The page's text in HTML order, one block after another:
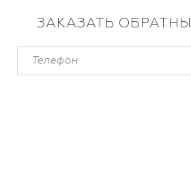
ЗАКАЗАТЬ